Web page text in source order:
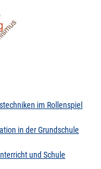
im Rollenspiel
in der Grundschule
und Schule